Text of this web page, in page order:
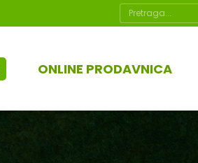
Search:
ONLINE PRODAVNICA